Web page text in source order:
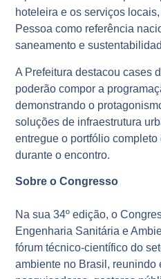
hoteleira e os serviços
Pessoa como referência
saneamento e
A Prefeitura destacou cases
poderão compor a
demonstrando o
soluções de infraestrutura
entregue o portfólio
durante o encontro.
Sobre o Congresso
Na sua 34º edição, o
Engenharia Sanitária e
fórum técnico-científico do
ambiente no Brasil, reunindo